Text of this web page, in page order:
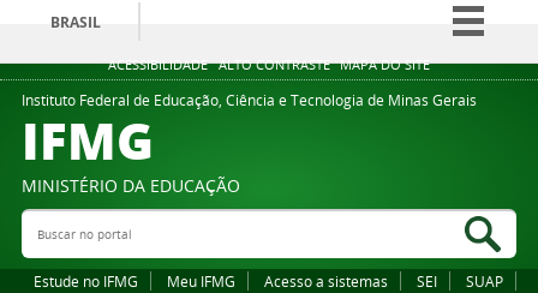
ACESSIBILIDADE ALTO CONTRASTE MAPA DO SITE
BRASIL
Simplifique!
Comunica BR
Legislação
Instituto Federal de Educação, Ciência e Tecnologia de Minas Gerais
IFMG
MINISTÉRIO DA EDUCAÇÃO
Buscar no portal
Estude no IFMG Meu IFMG Acesso a sistemas SEI
SUAP